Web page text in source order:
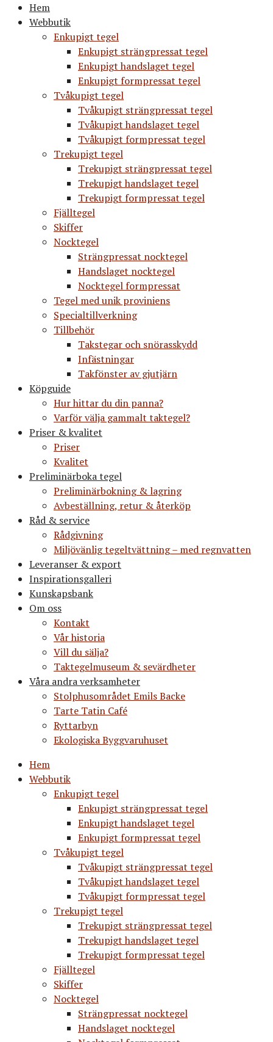
Hem
Webbutik
Enkupigt tegel
Enkupigt strängpressat tegel
Enkupigt handslaget tegel
Enkupigt formpressat tegel
Tvåkupigt tegel
Tvåkupigt strängpressat tegel
Tvåkupigt handslaget tegel
Tvåkupigt formpressat tegel
Trekupigt tegel
Trekupigt strängpressat tegel
Trekupigt handslaget tegel
Trekupigt formpressat tegel
Fjälltegel
Skiffer
Nocktegel
Strängpressat nocktegel
Handslaget nocktegel
Nocktegel formpressat
Tegel med unik proviniens
Specialtillverkning
Tillbehör
Takstegar och snörasskydd
Infästningar
Takfönster av gjutjärn
Köpguide
Hur hittar du din panna?
Varför välja gammalt taktegel?
Priser & kvalitet
Priser
Kvalitet
Preliminärboka tegel
Preliminärbokning & lagring
Avbeställning, retur & återköp
Råd & service
Rådgivning
Miljövänlig tegeltvättning – med regnvatten
Leveranser & export
Inspirationsgalleri
Kunskapsbank
Om oss
Kontakt
Vår historia
Vill du sälja?
Taktegelmuseum & sevärdheter
Våra andra verksamheter
Stolphusområdet Emils Backe
Tarte Tatin Café
Ryttarbyn
Ekologiska Byggvaruhuset
Hem
Webbutik
Enkupigt tegel
Enkupigt strängpressat tegel
Enkupigt handslaget tegel
Enkupigt formpressat tegel
Tvåkupigt tegel
Tvåkupigt strängpressat tegel
Tvåkupigt handslaget tegel
Tvåkupigt formpressat tegel
Trekupigt tegel
Trekupigt strängpressat tegel
Trekupigt handslaget tegel
Trekupigt formpressat tegel
Fjälltegel
Skiffer
Nocktegel
Strängpressat nocktegel
Handslaget nocktegel